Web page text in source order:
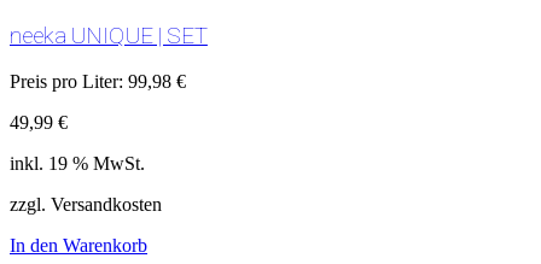
neeka UNIQUE | SET
Preis pro Liter: 99,98 €
49,99 €
inkl. 19 % MwSt.
zzgl. Versandkosten
In den Warenkorb